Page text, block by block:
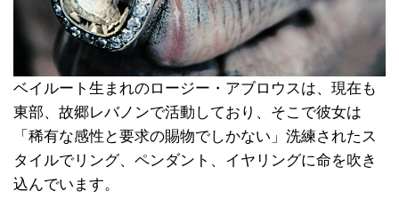
ベイルート生まれのロージー・アブロウスは、現在も
東部、故郷レバノンで活動しており、そこで彼女は
「稀有な感性と要求の賜物でしかない」洗練されたス
タイルでリング、ペンダント、イヤリングに命を吹き
込んでいます。